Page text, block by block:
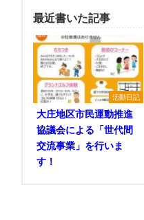
最近書いた記事
活動日記
大庄地区市民運動推進
協議会による「世代間
交流事業」を行いま
す！